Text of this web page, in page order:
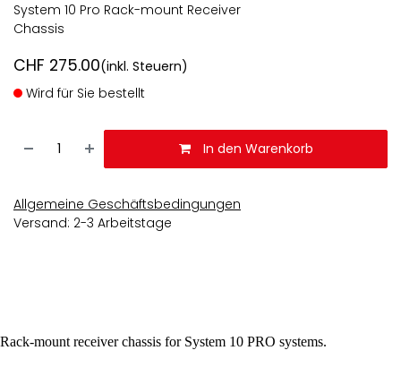
System 10 Pro Rack-mount Receiver
Chassis
CHF 275.00(inkl. Steuern)
Wird für Sie bestellt
In den Warenkorb
Allgemeine Geschäftsbedingungen
Versand: 2-3 Arbeitstage
Rack-mount receiver chassis for System 10 PRO systems.